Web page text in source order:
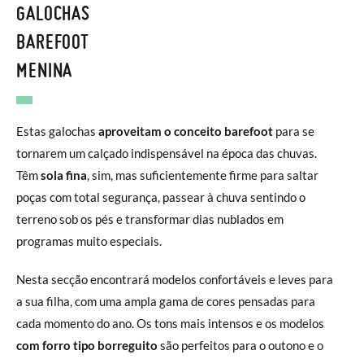
GALOCHAS
BAREFOOT
MENINA
Estas galochas aproveitam o conceito barefoot para se
tornarem um calçado indispensável na época das chuvas.
Têmsola fina, sim, mas suficientemente firme para saltar
poças com total segurança, passear à chuva sentindo o
terreno sob os pés e transformar dias nublados em
programas muito especiais.
Nesta secção encontrará modelos confortáveis e leves para
a sua filha, com uma ampla gama de cores pensadas para
cada momento do ano. Os tons mais intensos e os modelos
com forro tipo borreguito são perfeitos para o outono e o